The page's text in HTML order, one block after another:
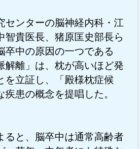
センターの脳神経内科・江
智貴医長、猪原匡史部長ら
卒中の原因の一つである
解離」は、枕が高いほど発
を立証し、「殿様枕症候
患の概念を提唱した。
ると、脳卒中は通常高齢者